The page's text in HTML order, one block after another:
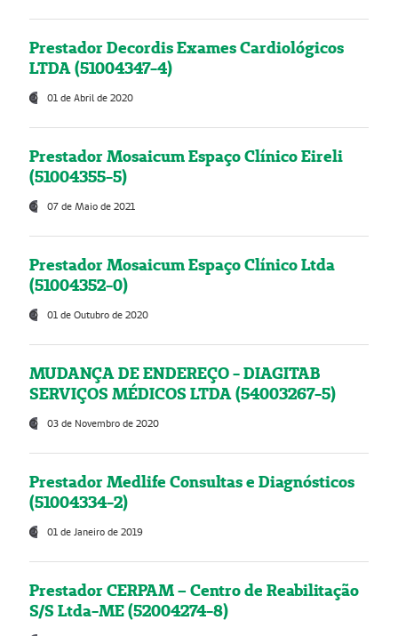
Prestador Decordis Exames Cardiológicos
LTDA (51004347-4)
01 de Abril de 2020
Prestador Mosaicum Espaço Clínico Eireli
(51004355-5)
07 de Maio de 2021
Prestador Mosaicum Espaço Clínico Ltda
(51004352-0)
01 de Outubro de 2020
MUDANÇA DE ENDEREÇO - DIAGITAB
SERVIÇOS MÉDICOS LTDA (54003267-5)
03 de Novembro de 2020
Prestador Medlife Consultas e Diagnósticos
(51004334-2)
01 de Janeiro de 2019
Prestador CERPAM – Centro de Reabilitação
S/S Ltda-ME (52004274-8)